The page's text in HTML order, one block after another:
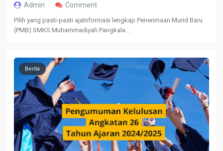
Admin Comment
Pilih yang pasti-pasti ajaInformasi lengkap Penerimaan Murid Baru
(PMB) SMKS Muhammadiyah Pangkala ...
Berita